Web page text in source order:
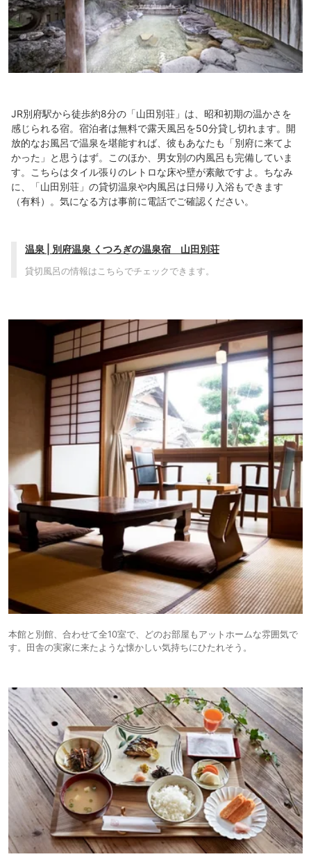
JR別府駅から徒歩約8分の「山田別荘」は、昭和初期の温かさを
感じられる宿。宿泊者は無料で露天風呂を50分貸し切れます。開
放的なお風呂で温泉を堪能すれば、彼もあなたも「別府に来てよ
かった」と思うはず。このほか、男女別の内風呂も完備していま
す。こちらはタイル張りのレトロな床や壁が素敵ですよ。ちなみ
に、「山田別荘」の貸切温泉や内風呂は日帰り入浴もできます
（有料）。気になる方は事前に電話でご確認ください。
温泉 | 別府温泉 くつろぎの温泉宿 山田別荘
貸切風呂の情報はこちらでチェックできます。
本館と別館、合わせて全10室で、どのお部屋もアットホームな雰囲気で
す。田舎の実家に来たような懐かしい気持ちにひたれそう。